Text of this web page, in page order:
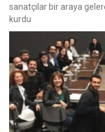
sanatçılar bir araya
kurdu